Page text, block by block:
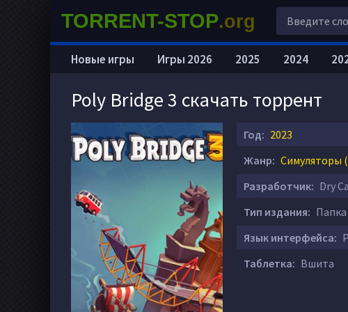
Poly Bridge 3 скачать торрент
Год: 2023
Жанр: Симуляторы
Разработчик: Dry
Тип издания: Папка
Язык интерфейса:
Таблетка: Вшита
Новые игры Игры 2026 2025 2024
TORRENT-STOP.org